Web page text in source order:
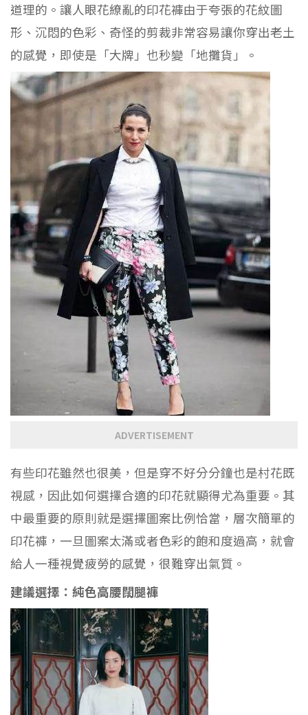
道理的。讓人眼花繚亂的印花褲由于夸張的花紋圖
形、沉悶的色彩、奇怪的剪裁非常容易讓你穿出老土
的感覺，即使是「大牌」也秒變「地攤貨」。
ADVERTISEMENT
有些印花雖然也很美，但是穿不好分分鐘也是村花既
視感，因此如何選擇合適的印花就顯得尤為重要。其
中最重要的原則就是選擇圖案比例恰當，層次簡單的
印花褲，一旦圖案太滿或者色彩的飽和度過高，就會
給人一種視覺疲勞的感覺，很難穿出氣質。
建議選擇：純色高腰闊腿褲